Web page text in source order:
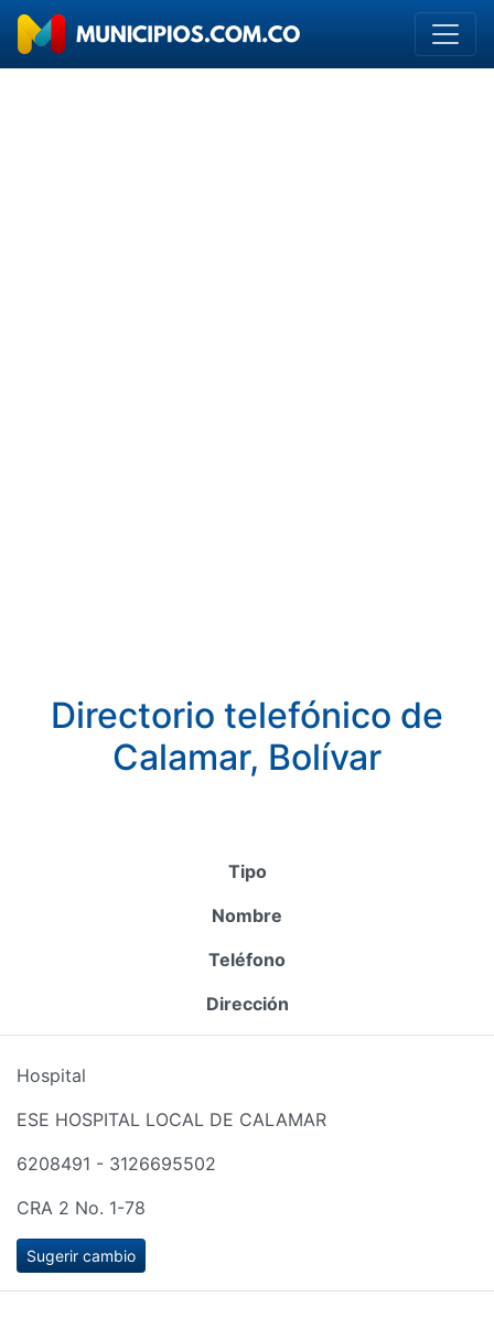
Directorio telefónico de
Calamar, Bolívar
Tipo
Nombre
Teléfono
Dirección
Hospital
ESE HOSPITAL LOCAL DE CALAMAR
6208491 - 3126695502
CRA 2 No. 1-78
Sugerir cambio